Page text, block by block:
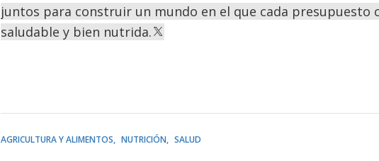
juntos para construir un mundo en el que cada presupuesto
saludable y bien nutrida.
AGRICULTURA Y ALIMENTOS NUTRICIÓN SALUD